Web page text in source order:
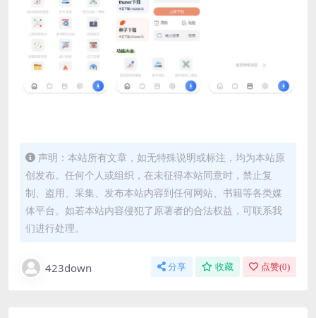
声明：本站所有文章，如无特殊说明或标注，均为本站原
创发布。任何个人或组织，在未征得本站同意时，禁止复
制、盗用、采集、发布本站内容到任何网站、书籍等各类媒
体平台。如若本站内容侵犯了原著者的合法权益，可联系我
们进行处理。
423down 分享 收藏 点赞(0)